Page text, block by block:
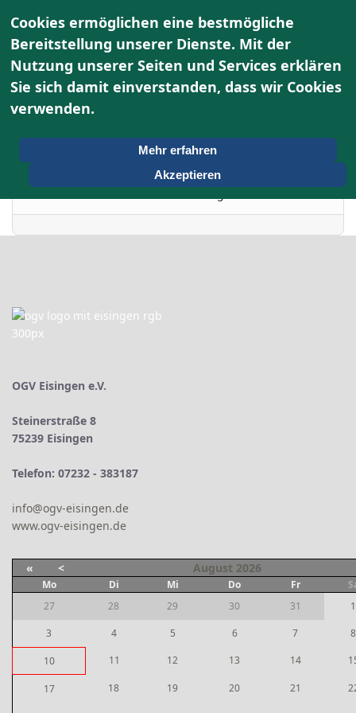
Terminkalender
Donnerstag, 08. Januar
OGV Eisingen e.V.
Steinerstraße 8
75239 Eisingen
Telefon: 07232 - 383187
info@ogv-eisingen.de
www.ogv-eisingen.de
« < August 2026
Mo Di Mi Do Fr
27
28 29 30 31
1
3
4 5 6 7 8
10 11 12 13 14
17 18 19 20 21
Cookies ermöglichen eine bestmögliche
Bereitstellung unserer Dienste. Mit der
Nutzung unserer Seiten und Services erklären
Sie sich damit einverstanden, dass wir Cookies
verwenden.
Mehr erfahren
Akzeptieren